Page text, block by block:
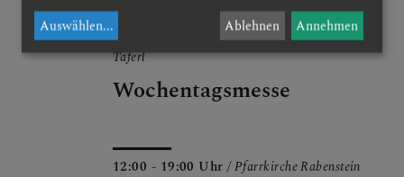
10:00 - 11:00 Uhr/ Wallfahrtskirche Maria
Taferl
Wochentagsmesse
12:00 - 19:00 Uhr/ Pfarrkirche Rabenstein
Auswählen... Ablehnen Annehmen